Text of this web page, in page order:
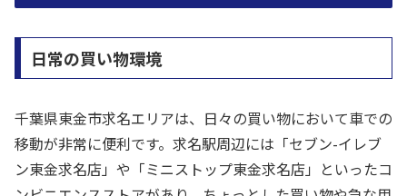
日常の買い物環境
千葉県東金市求名エリアは、日々の買い物において車での
移動が非常に便利です。求名駅周辺には「セブン-イレブ
ン東金求名店」や「ミニストップ東金求名店」といったコ